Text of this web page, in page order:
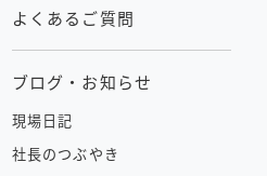
よくあるご質問
ブログ・お知らせ
現場日記
社長のつぶやき